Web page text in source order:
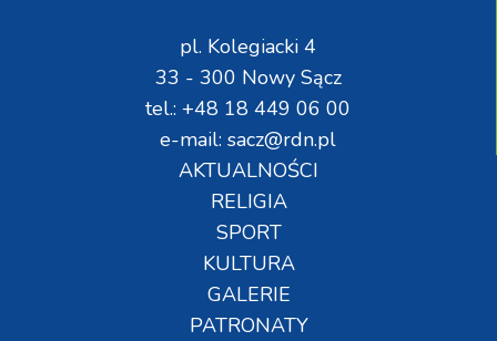
pl. Kolegiacki 4
33 - 300 Nowy Sącz
tel.: +48 18 449 06 00
e-mail: sacz@rdn.pl
AKTUALNOŚCI
RELIGIA
SPORT
KULTURA
GALERIE
PATRONATY